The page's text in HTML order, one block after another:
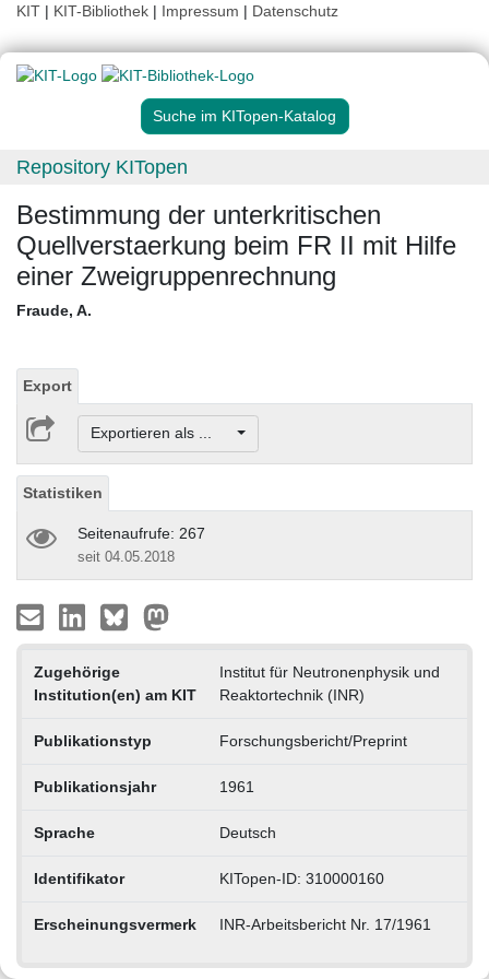
KIT | KIT-Bibliothek | Impressum | Datenschutz
Suche im KITopen-Katalog
Repository KITopen
Bestimmung der unterkritischen
Quellverstaerkung beim FR II mit Hilfe
einer Zweigruppenrechnung
Fraude, A.
Export
Exportieren als ...
Statistiken
Seitenaufrufe: 267
seit 04.05.2018
Zugehörige
Institution(en) am KIT
Institut für Neutronenphysik und
Reaktortechnik (INR)
Publikationstyp Forschungsbericht/Preprint
Publikationsjahr 1961
Sprache Deutsch
Identifikator KITopen-ID: 310000160
Erscheinungsvermerk INR-Arbeitsbericht Nr. 17/1961